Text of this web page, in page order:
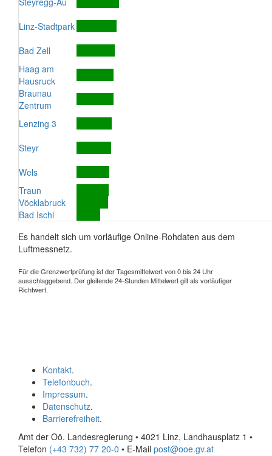
Linz-Stadtpark
Bad Zell
Haag am
Hausruck
Braunau
Zentrum
Lenzing 3
Steyr
Wels
Traun
Vöcklabruck
Bad Ischl
Es handelt sich um vorläufige Online-Rohdaten aus dem
Luftmessnetz.
Für die Grenzwertprüfung ist der Tagesmittelwert von 0 bis 24 Uhr
ausschlaggebend. Der gleitende 24-Stunden Mittelwert gilt als vorläufiger
Richtwert.
Kontakt.
Telefonbuch.
Impressum.
Datenschutz.
Barrierefreiheit.
Amt der Oö. Landesregierung • 4021 Linz, Landhausplatz 1 •
Telefon (+43 732) 77 20-0 • E-Mail post@ooe.gv.at